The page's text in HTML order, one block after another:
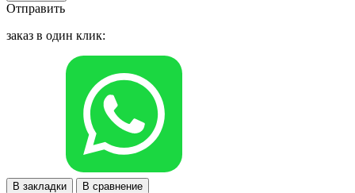
Отправить
заказ в один клик:
В закладки В сравнение